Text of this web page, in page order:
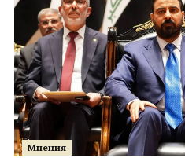
Мнения